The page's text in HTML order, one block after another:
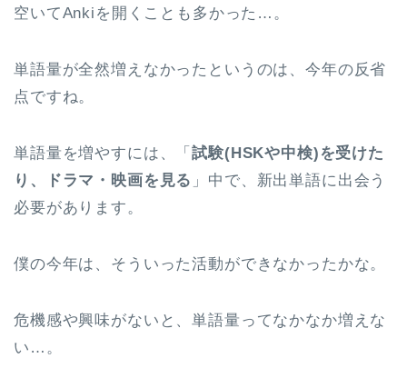
空いてAnkiを開くことも多かった…。
単語量が全然増えなかったというのは、今年の反省
点ですね。
単語量を増やすには、「試験(HSKや中検)を受けた
り、ドラマ・映画を見る 」中で、新出単語に出会う
必要があります。
僕の今年は、そういった活動ができなかったかな。
危機感や興味がないと、単語量ってなかなか増えな
い…。